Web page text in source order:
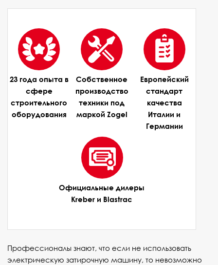
23 года опыта в
сфере
строительного
оборудования
Собственное
производство
техники под
маркой Zogel
Европейский
стандарт
качества
Италии и
Германии
Официальные дилеры
Kreber и Blastrac
Профессионалы знают, что если не использовать
электрическую затирочную машину, то невозможно